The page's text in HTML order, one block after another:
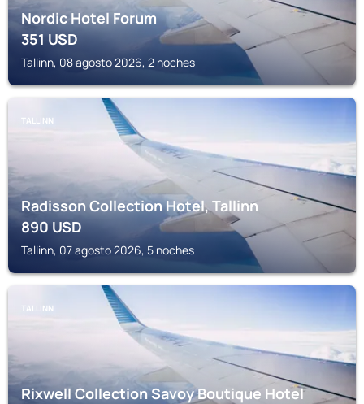
Nordic Hotel Forum
351USD
Tallinn, 08 agosto 2026, 2 noches
TALLINN
Radisson Collection Hotel, Tallinn
890USD
Tallinn, 07 agosto 2026, 5 noches
TALLINN
Rixwell Collection Savoy Boutique Hotel